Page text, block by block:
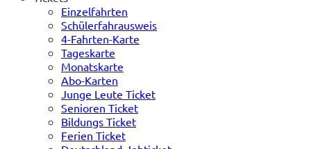
Einzelfahrten
Schülerfahrausweis
4-Fahrten-Karte
Tageskarte
Monatskarte
Abo-Karten
Junge Leute Ticket
Senioren Ticket
Bildungs Ticket
Ferien Ticket